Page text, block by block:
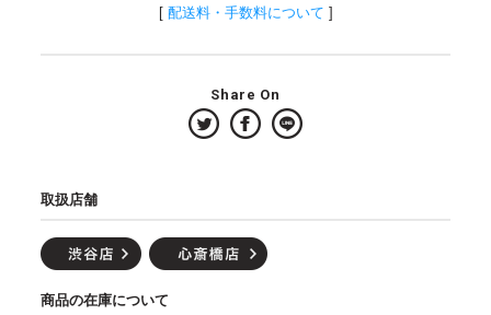
[ 配送料・手数料について ]
Share On
取扱店舗
商品の在庫について